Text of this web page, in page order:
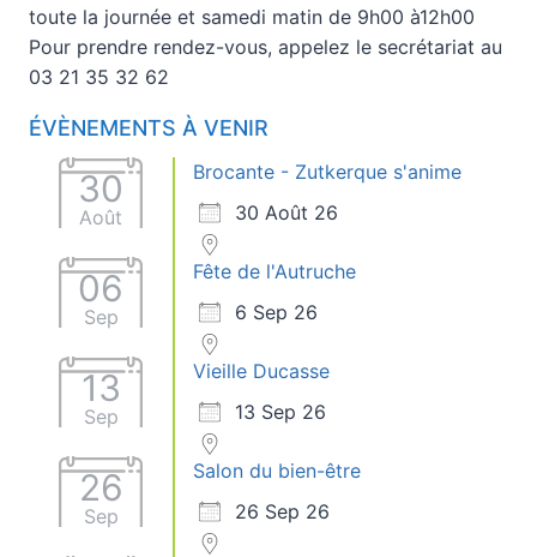
toute la journée et samedi matin de 9h00 à12h00
Pour prendre rendez-vous, appelez le secrétariat au
03 21 35 32 62
ÉVÈNEMENTS À VENIR
30
Août
Brocante - Zutkerque s'anime
30 Août 26
06
Sep
Fête de l'Autruche
6 Sep 26
13
Sep
Vieille Ducasse
13 Sep 26
26
Sep
Salon du bien-être
26 Sep 26